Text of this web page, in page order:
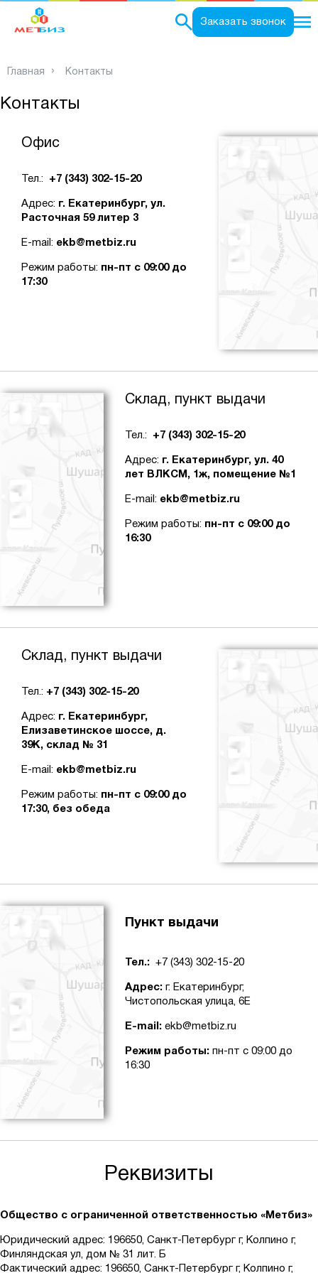
Заказать звонок
Главная Контакты
Контакты
Офис
Тел.: +7 (343) 302-15-20
Адрес: г. Екатеринбург, ул.
Расточная 59 литер 3
E-mail: ekb@metbiz.ru
Режим работы: пн-пт с 09:00 до
17:30
Склад, пункт выдачи
Тел.: +7 (343) 302-15-20
Адрес: г. Екатеринбург, ул. 40
лет ВЛКСМ, 1ж, помещение №1
E-mail: ekb@metbiz.ru
Режим работы: пн-пт с 09:00 до
16:30
Склад, пункт выдачи
Тел.: +7 (343) 302-15-20
Адрес: г. Екатеринбург,
Елизаветинское шоссе, д.
39К, склад № 31
E-mail: ekb@metbiz.ru
Режим работы: пн-пт с 09:00 до
17:30, без обеда
Пункт выдачи
Тел.:+7 (343) 302-15-20
Адрес:г. Екатеринбург,
Чистопольская улица, 6Е
E-mail:ekb@metbiz.ru
Режим работы:пн-пт с 09:00 до
16:30
Реквизиты
Общество с ограниченной ответственностью «Метбиз»
Юридический адрес: 196650, Санкт-Петербург г, Колпино г,
Финляндская ул, дом № 31 лит. Б
Фактический адрес: 196650, Санкт-Петербург г, Колпино г,